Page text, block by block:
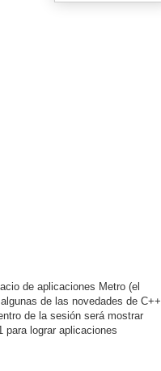
de aplicaciones Metro (el
de las novedades de C++
de la sesión será mostrar
lograr aplicaciones